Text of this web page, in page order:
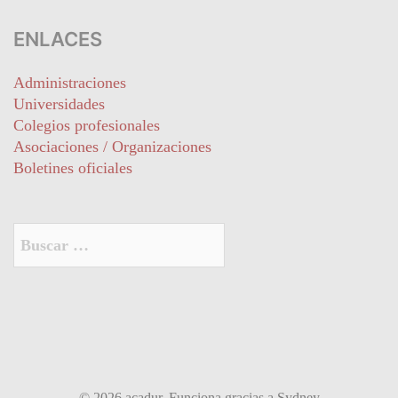
ENLACES
Administraciones
Universidades
Colegios profesionales
Asociaciones / Organizaciones
Boletines oficiales